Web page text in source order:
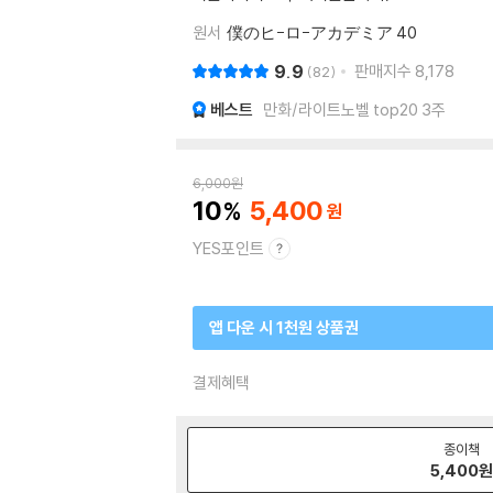
원서 僕のヒ-ロ-アカデミア 40
9.9 82 판매지수 8,178
베스트 만화/라이트노벨 top20 3주
6,000원
10 5,400
YES포인트
앱 다운 시 1천원 상품권
결제혜택
종이책
5,400원